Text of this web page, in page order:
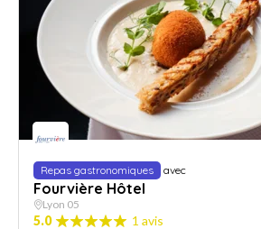
Repas gastronomiques avec
Fourvière Hôtel
Lyon 05
5.0 1 avis